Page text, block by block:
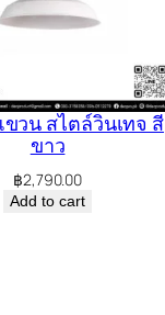
วน สไตล์วินเทจ สี
ขาว
฿2,790.00
Add to cart